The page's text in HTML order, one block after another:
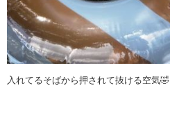
入れてるそばから押されて抜ける空気🤣